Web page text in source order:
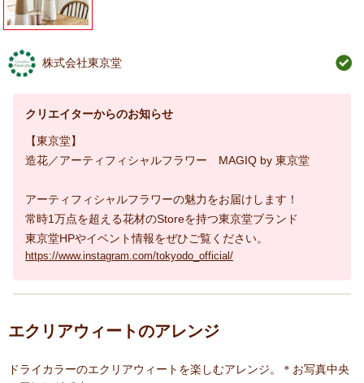
株式会社東京堂
クリエイターからのお知らせ
【東京堂】
造花／アーティフィシャルフラワー MAGIQ by 東京堂
アーティフィシャルフラワーの魅力をお届けします！
常時1万点を超える花材のStoreを持つ東京堂ブランド
東京堂HPやイベント情報をぜひご覧ください。
https://www.instagram.com/tokyodo_official/
エクリアウィートのアレンジ
ドライカラーのエクリアウィートを楽しむアレンジ。＊お写真中央